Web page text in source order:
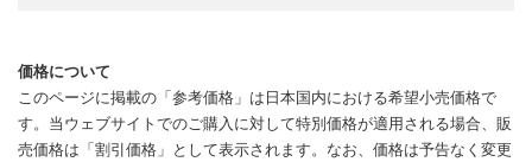
価格について
このページに掲載の「参考価格」は日本国内における希望小売価格で
す。当ウェブサイトでのご購入に対して特別価格が適用される場合、販
売価格は「割引価格」として表示されます。なお、価格は予告なく変更